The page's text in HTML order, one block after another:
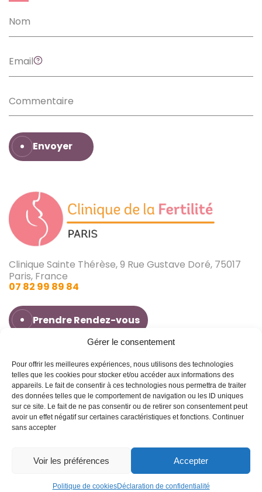
Gérer le consentement
Pour offrir les meilleures expériences, nous utilisons des technologies
telles que les cookies pour stocker et/ou accéder aux informations des
appareils. Le fait de consentir à ces technologies nous permettra de traiter
des données telles que le comportement de navigation ou les ID uniques
sur ce site. Le fait de ne pas consentir ou de retirer son consentement peut
avoir un effet négatif sur certaines caractéristiques et fonctions. Continuer
sans accepter
Accepter
Voir les préférences
Politique de cookiesDéclaration de confidentialité
Envoyer
Clinique Sainte Thérèse, 9 Rue Gustave Doré, 75017
Paris, France
07 82 99 89 84
Prendre Rendez-vous
Dr Jonathan Cohen
Infertilité
Avoir un bébé
Fausse couche
Blog
Contact
Antipodes Médical ©
Déclaration de
confidentialité (UE)
Conditions
générales
Contact Prendre RDV